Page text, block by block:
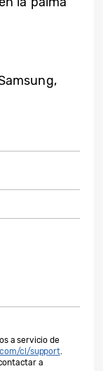
a servicio de
cl/support.
a